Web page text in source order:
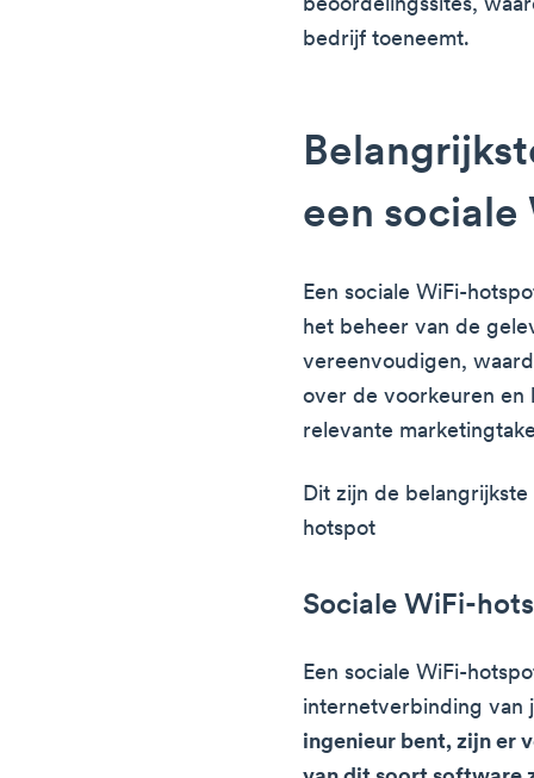
beoordelingssites,
bedrijf toeneemt.
een
Een sociale WiFi-
het beheer van de
vereenvoudigen,
over de voorkeuren en
relevante
Dit zijn de
hotspot
Sociale WiFi-
Een sociale WiFi-
internetverbinding van
ingenieur bent, zijn er